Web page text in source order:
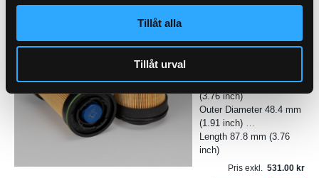
Tillåt alla
Tillåt urval
(95.4mm)
Overall Length 95.4 mm
(3.76 inch)
Outer Diameter 48.4 mm
(1.91 inch) …
Length 87.8 mm (3.76
inch)
Pris exkl. 531.00